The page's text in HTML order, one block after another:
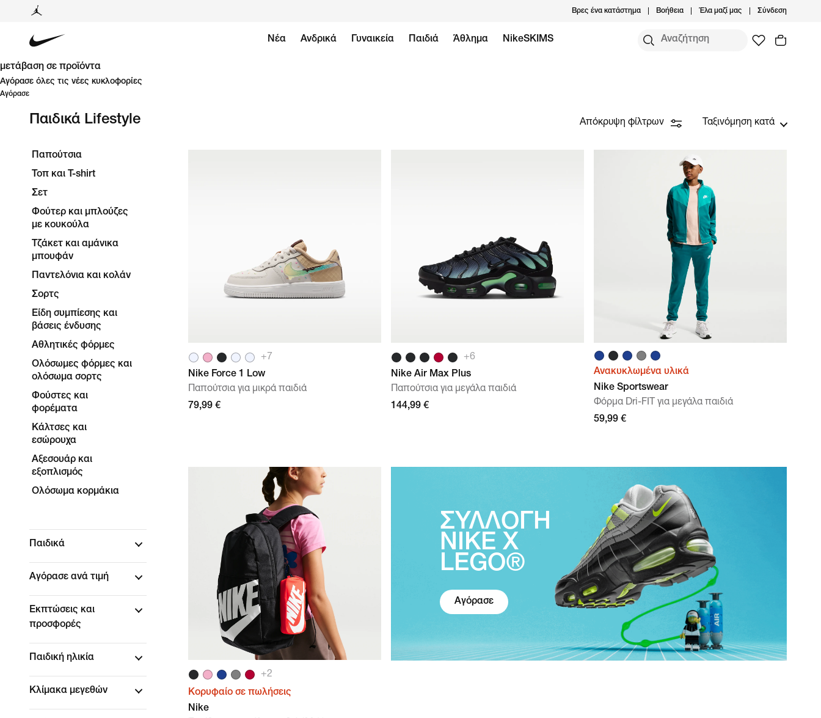
Βρες ένα κατάστημα Βοήθεια Έλα μαζί μας Σύνδεση
Νέα Ανδρικά Γυναικεία Παιδιά Άθλημα NikeSKIMS
μετάβαση σε προϊόντα
Αγόρασε όλες τις νέες κυκλοφορίες
Αγόρασε
Παιδικά Lifestyle Απόκρυψη φίλτρων Ταξινόμηση κατά
Παπούτσια
Τοπ και T-shirt
Σετ
Φούτερ και μπλούζες
με κουκούλα
Τζάκετ και αμάνικα
μπουφάν
Παντελόνια και κολάν
Σορτς
Είδη συμπίεσης και
βάσεις ένδυσης
Αθλητικές φόρμες
Ολόσωμες φόρμες και
ολόσωμα σορτς
Φούστες και
φορέματα
Κάλτσες και
εσώρουχα
Αξεσουάρ και
εξοπλισμός
Ολόσωμα κορμάκια
Παιδικά
Αγόρασε ανά τιμή
Εκπτώσεις και
προσφορές
Παιδική ηλικία
Κλίμακα μεγεθών
+7
Nike Force 1 Low
Παπούτσια για μικρά παιδιά
79,99 €
+6
Nike Air Max Plus
Παπούτσια για μεγάλα παιδιά
144,99 €
Ανακυκλωμένα υλικά
Nike Sportswear
Φόρμα Dri-FIT για μεγάλα παιδιά
59,99 €
+2
Κορυφαίο σε πωλήσεις
Nike
ΣΥΛΛΟΓΗ
NIKE X
LEGO®
Αγόρασε